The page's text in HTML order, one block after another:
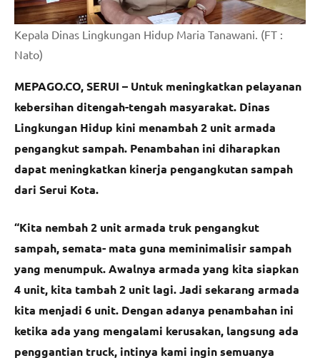
Kepala Dinas Lingkungan Hidup Maria Tanawani. (FT :
Nato)
MEPAGO.CO, SERUI – Untuk meningkatkan pelayanan
kebersihan ditengah-tengah masyarakat. Dinas
Lingkungan Hidup kini menambah 2 unit armada
pengangkut sampah. Penambahan ini diharapkan
dapat meningkatkan kinerja pengangkutan sampah
dari Serui Kota.
“Kita nembah 2 unit armada truk pengangkut
sampah, semata- mata guna meminimalisir sampah
yang menumpuk. Awalnya armada yang kita siapkan
4 unit, kita tambah 2 unit lagi. Jadi sekarang armada
kita menjadi 6 unit. Dengan adanya penambahan ini
ketika ada yang mengalami kerusakan, langsung ada
penggantian truck, intinya kami ingin semuanya